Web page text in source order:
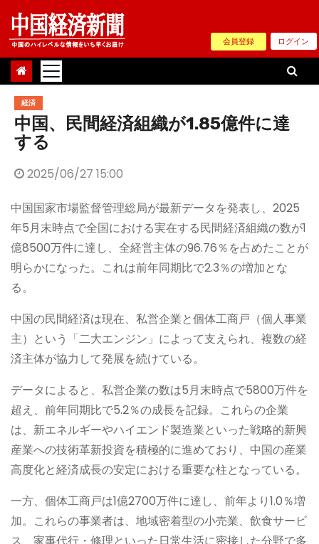
Skip
content
会員登録 ログイン
経済
中国、民間経済組織が1.85億件に達
する
2025/06/27 15:00
中国国家市場監督管理総局が最新データを発表し、2025
年5月末時点で全国における実在する民間経済組織の数が1
億8500万件に達し、全経営主体の96.76％を占めたことが
明らかになった。これは前年同期比で2.3％の増加とな
る。
中国の民間経済は現在、私営企業と個体工商戸（個人事業
主）という「二大エンジン」によって支えられ、複数の経
済主体が協力して発展を続けている。
データによると、私営企業の数は5月末時点で5800万件を
超え、前年同期比で5.2％の成長を記録。これらの企業
は、新エネルギーやハイエンド製造業といった戦略的新興
産業への技術革新投資を積極的に進めており、中国の産業
高度化と経済成長の安定における重要な柱となっている。
一方、個体工商戸は1億2700万件に達し、前年より1.0％増
加。これらの事業者は、地域密着型の小売業、飲食サービ
ス、家事代行・修理といった日常生活に密接した分野で多